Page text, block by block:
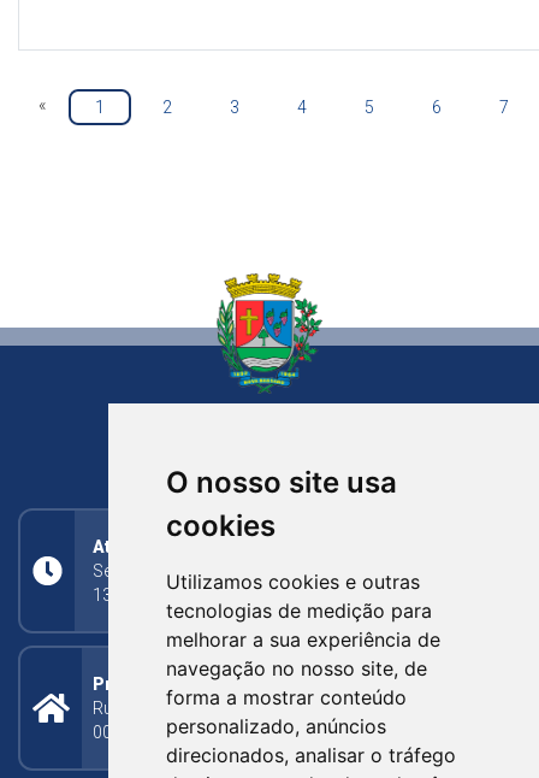
O nosso site usa
cookies
Utilizamos cookies e outras
tecnologias de medição para
melhorar a sua experiência de
navegação no nosso site, de
forma a mostrar conteúdo
personalizado, anúncios
direcionados, analisar o tráfego
« 1 2 3 4 5 6 7
Atendimento
Segunda a Sexta: 8h às 11h30min (manhã);
13h30min às 17h (tarde)
Prefeitura Municipal
Rua Silva Jardim, 505 - Bairro Centro - CEP: 95340-
000